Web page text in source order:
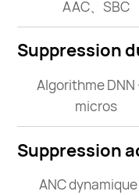
AAC、SBC
Suppression
Algorithme DNN
micros
Suppression
ANC